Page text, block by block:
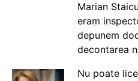
Marian
eram
depunem
decontarea
Nu poate